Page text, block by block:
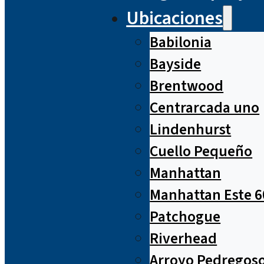
Ubicaciones
Babilonia
Bayside
Brentwood
Centrarcada uno
Lindenhurst
Cuello Pequeño
Manhattan
Manhattan Este
Patchogue
Riverhead